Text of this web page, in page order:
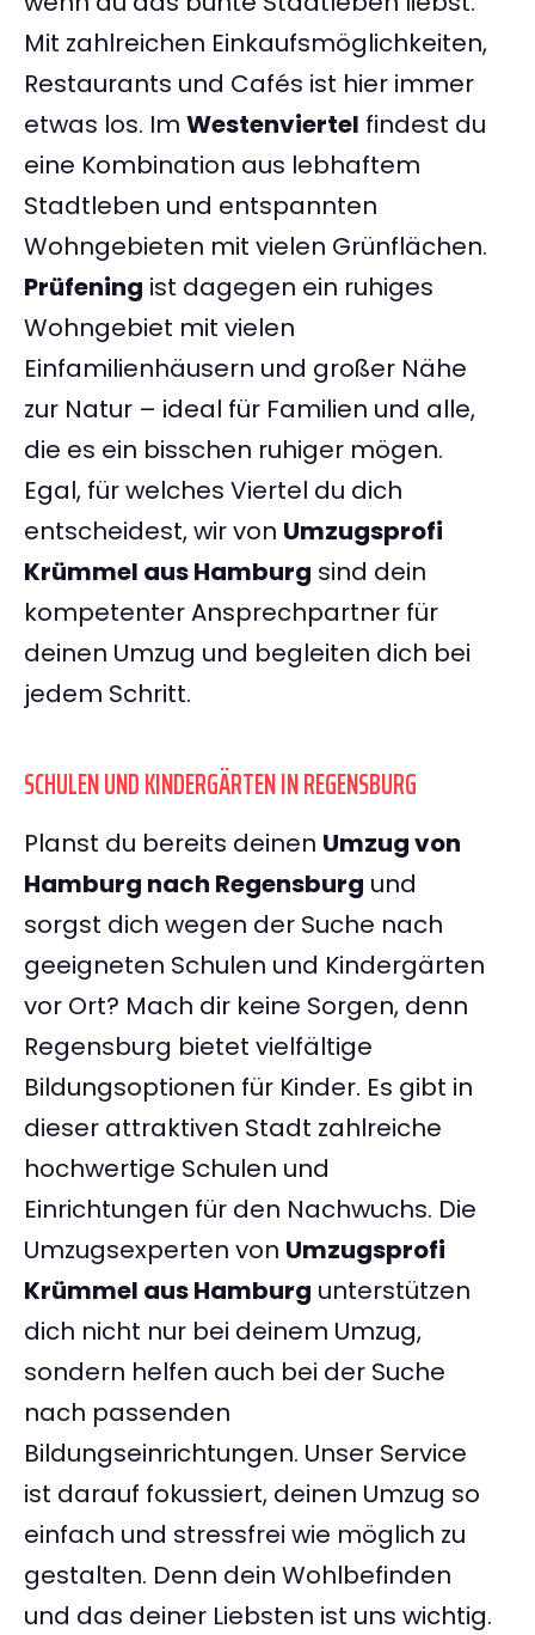
Mit zahlreichen Einkaufsmöglichkeiten,
Restaurants und Cafés ist hier immer
etwas los. Im Westenviertel findest du
eine Kombination aus lebhaftem
Stadtleben und entspannten
Wohngebieten mit vielen Grünflächen.
Prüfening ist dagegen ein ruhiges
Wohngebiet mit vielen
Einfamilienhäusern und großer Nähe
zur Natur – ideal für Familien und alle,
die es ein bisschen ruhiger mögen.
Egal, für welches Viertel du dich
entscheidest, wir von Umzugsprofi
Krümmel aus Hamburg sind dein
kompetenter Ansprechpartner für
deinen Umzug und begleiten dich bei
jedem Schritt.
SCHULEN UND KINDERGÄRTEN IN REGENSBURG
Planst du bereits deinen Umzug von
Hamburg nach Regensburg und
sorgst dich wegen der Suche nach
geeigneten Schulen und Kindergärten
vor Ort? Mach dir keine Sorgen, denn
Regensburg bietet vielfältige
Bildungsoptionen für Kinder. Es gibt in
dieser attraktiven Stadt zahlreiche
hochwertige Schulen und
Einrichtungen für den Nachwuchs. Die
Umzugsexperten von Umzugsprofi
Krümmel aus Hamburg unterstützen
dich nicht nur bei deinem Umzug,
sondern helfen auch bei der Suche
nach passenden
Bildungseinrichtungen. Unser Service
ist darauf fokussiert, deinen Umzug so
einfach und stressfrei wie möglich zu
gestalten. Denn dein Wohlbefinden
und das deiner Liebsten ist uns wichtig.